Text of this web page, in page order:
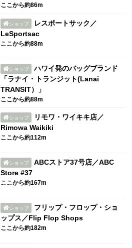
ここから約86m
ショップ
レスポートサック／
LeSportsac
ここから約88m
ショップ
ハワイ発のバッグブランド
「ラナイ・トランジット(Lanai
TRANSIT）」
ここから約88m
ショップ
リモワ・ワイキキ店／
Rimowa Waikiki
ここから約112m
ショップ
ABCストア37号店／ABC
Store #37
ここから約167m
ショップ
フリップ・フロップ・ショ
ップス／Flip Flop Shops
ここから約182m